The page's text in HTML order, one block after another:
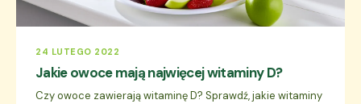
24 LUTEGO 2022
Jakie owoce mają najwięcej witaminy D?
Czy owoce zawierają witaminę D? Sprawdź, jakie witaminy